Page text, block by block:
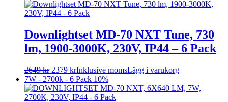
Downlightset MD-70 NXT Tune, 730
lm, 1900-3000K, 230V, IP44 – 6 Pack
2649kr 2379 krInklusive momsLägg i varukorg
7W - 2700k - 6 Pack 10%